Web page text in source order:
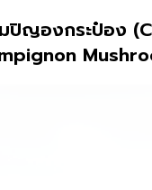
ปิญองกระป๋อง